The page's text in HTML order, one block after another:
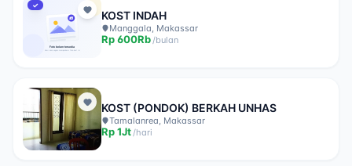
✓
KOST INDAH
Manggala, Makassar
Rp600Rb/bulan
KOST (PONDOK) BERKAH UNHAS
Tamalanrea, Makassar
Rp1Jt/hari